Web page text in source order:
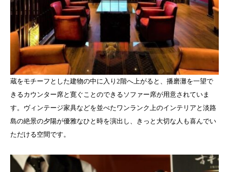
蔵をモチーフとした建物の中に入り2階へ上がると、播磨灘を一望で
きるカウンター席と寛ぐことのできるソファー席が用意されていま
す。ヴィンテージ家具などを並べたワンランク上のインテリアと淡路
島の絶景の夕陽が優雅なひと時を演出し、きっと大切な人も喜んでい
ただける空間です。